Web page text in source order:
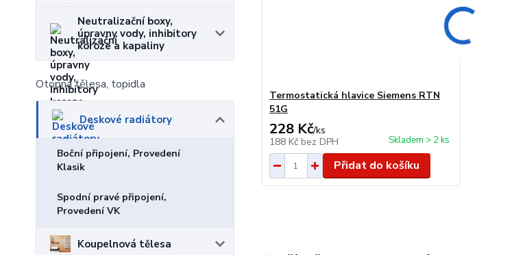
Neutralizační boxy,
úpravny vody, inhibitory
koroze a kapaliny
Otopná tělesa, topidla
Deskové radiátory
Boční připojení, Provedení
Klasik
Spodní pravé připojení,
Provedení VK
Koupelnová tělesa
Termostatická hlavice Siemens RTN
51G
228 Kč/ks
188 Kč bez DPH Skladem > 2 ks
Přidat do košíku